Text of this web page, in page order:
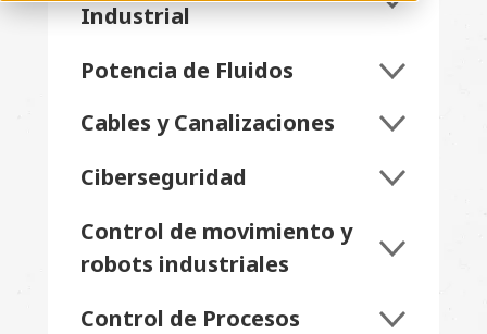
Industrial
Potencia de Fluidos
Cables y Canalizaciones
Ciberseguridad
Control de movimiento y
robots industriales
Control de Procesos